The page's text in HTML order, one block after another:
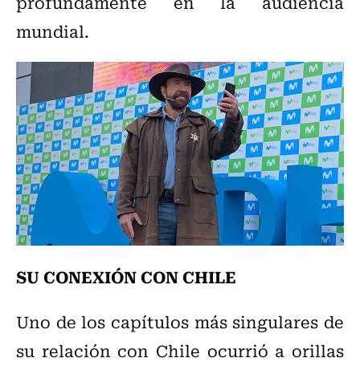
mundial.
SU CONEXIÓN CON CHILE
Uno de los capítulos más singulares de
su relación con Chile ocurrió a orillas